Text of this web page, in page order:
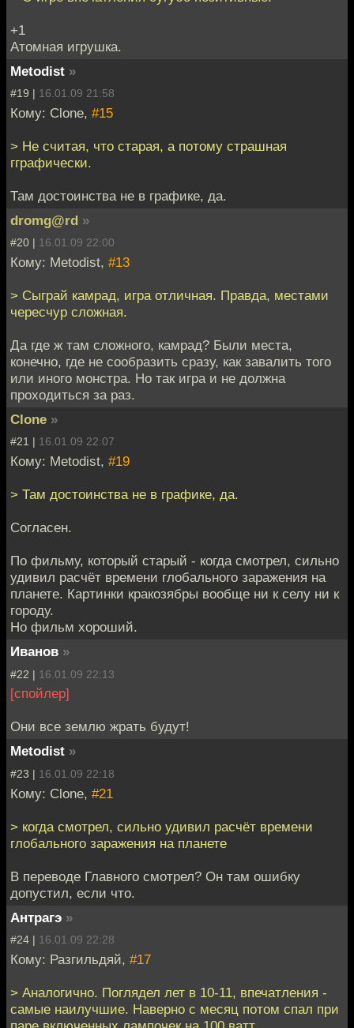
+1
Атомная игрушка.
Metodist »
#19 | 16.01.09 21:58
Кому: Clone, #15
> Не считая, что старая, а потому страшная
гграфически.
Там достоинства не в графике, да.
dromg@rd »
#20 | 16.01.09 22:00
Кому: Metodist, #13
> Сыграй камрад, игра отличная. Правда, местами
чересчур сложная.
Да где ж там сложного, камрад? Были места,
конечно, где не сообразить сразу, как завалить того
или иного монстра. Но так игра и не должна
проходиться за раз.
Clone »
#21 | 16.01.09 22:07
Кому: Metodist, #19
> Там достоинства не в графике, да.
Согласен.
По фильму, который старый - когда смотрел, сильно
удивил расчёт времени глобального заражения на
планете. Картинки кракозябры вообще ни к селу ни к
городу.
Но фильм хороший.
Иванов »
#22 | 16.01.09 22:13
[спойлер]
Они все землю жрать будут!
Metodist »
#23 | 16.01.09 22:18
Кому: Clone, #21
> когда смотрел, сильно удивил расчёт времени
глобального заражения на планете
В переводе Главного смотрел? Он там ошибку
допустил, если что.
Антрагэ »
#24 | 16.01.09 22:28
Кому: Разгильдяй, #17
> Аналогично. Поглядел лет в 10-11, впечатления -
самые наилучшие. Наверно с месяц потом спал при